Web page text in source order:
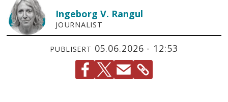
Ingeborg V. Rangul
JOURNALIST
PUBLISERT 05.06.2026 - 12:53